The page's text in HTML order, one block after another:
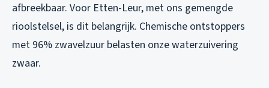
afbreekbaar. Voor Etten-Leur, met ons gemengde
rioolstelsel, is dit belangrijk. Chemische ontstoppers
met 96% zwavelzuur belasten onze waterzuivering
zwaar.